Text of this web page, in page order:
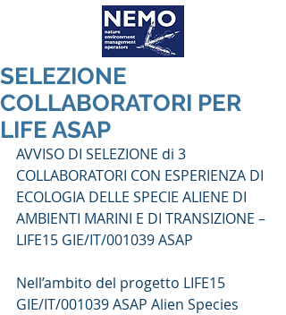
SELEZIONE
COLLABORATORI PER
LIFE ASAP
AVVISO DI SELEZIONE di 3
COLLABORATORI CON ESPERIENZA DI
ECOLOGIA DELLE SPECIE ALIENE DI
AMBIENTI MARINI E DI TRANSIZIONE –
LIFE15 GIE/IT/001039 ASAP
Nell’ambito del progetto LIFE15
GIE/IT/001039 ASAP Alien Species